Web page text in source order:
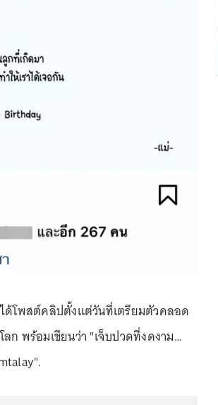
ด้โพสต์คลิปตั้งแต่วันที่เตรียมตัวคลอด
พร้อมเขียนว่า "เจ็บปวดที่งดงาม…